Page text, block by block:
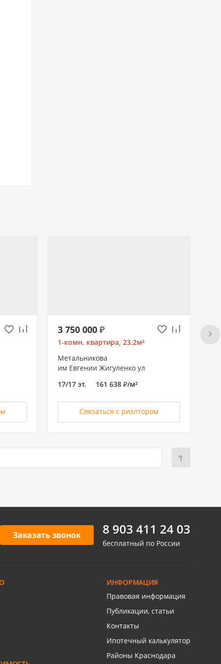
3 750 000 ₽
1-комн. квартира, 23.2м²
Метальникова
им Евгении Жигуленко ул
17/17 эт.
161 638 ₽/м²
Связаться с риэлтором
Заказать звонок 8 903 411 24 03
бесплатный по России
ИНФОРМАЦИЯ
Правовая информация
Публикации, статьи
Контакты
Ипотечный калькулятор
Районы Краснодара